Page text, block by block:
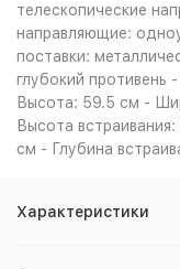
телескопические
направляющие:
поставки:
глубокий противень
Высота: 59.5 см -
Высота
см - Глубина
Характеристики